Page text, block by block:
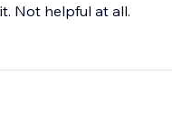
Not helpful at all.